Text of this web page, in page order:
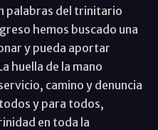
palabras del trinitario
hemos buscado una
y pueda aportar
huella de la mano
camino y denuncia
y para todos,
en toda la